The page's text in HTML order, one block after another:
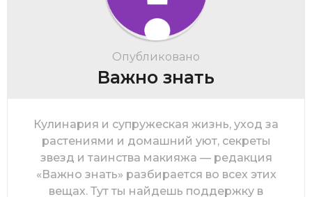
Опубликовано
Важно знать
Кулинария и супружеская жизнь, уход за
растениями и домашний уют, секреты
звезд и таинства макияжа — редакция
«Важно знать» разбирается во всех этих
вещах. Тут ты найдешь поддержку в